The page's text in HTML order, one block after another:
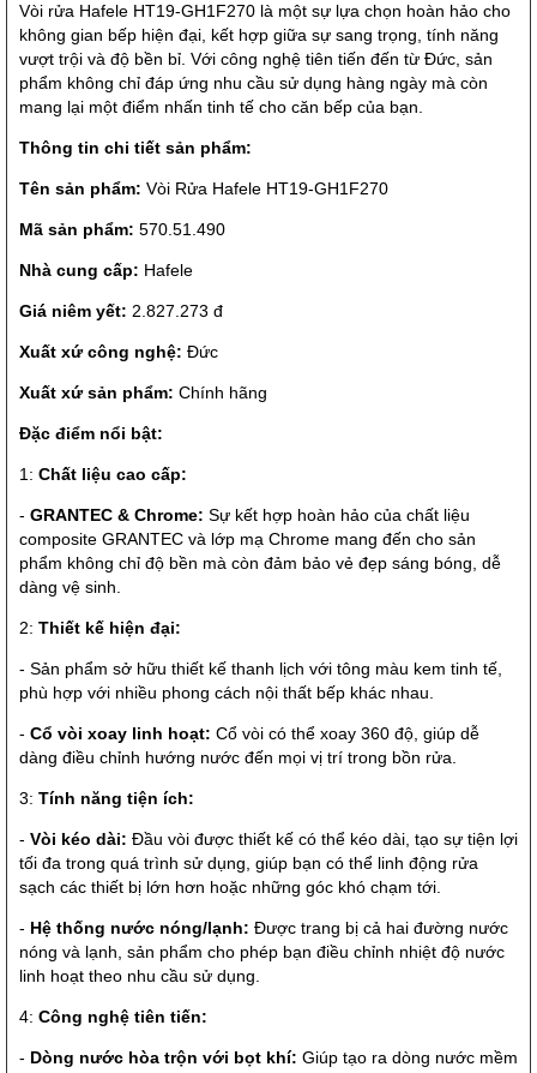
Vòi rửa Hafele HT19-GH1F270 là một sự lựa chọn hoàn hảo cho
không gian bếp hiện đại, kết hợp giữa sự sang trọng, tính năng
vượt trội và độ bền bỉ. Với công nghệ tiên tiến đến từ Đức, sản
phẩm không chỉ đáp ứng nhu cầu sử dụng hàng ngày mà còn
mang lại một điểm nhấn tinh tế cho căn bếp của bạn.
Thông tin chi tiết sản phẩm:
Tên sản phẩm: Vòi Rửa Hafele HT19-GH1F270
Mã sản phẩm: 570.51.490
Nhà cung cấp: Hafele
Giá niêm yết: 2.827.273 đ
Xuất xứ công nghệ: Đức
Xuất xứ sản phẩm: Chính hãng
Đặc điểm nổi bật:
1: Chất liệu cao cấp:
- GRANTEC & Chrome: Sự kết hợp hoàn hảo của chất liệu
composite GRANTEC và lớp mạ Chrome mang đến cho sản
phẩm không chỉ độ bền mà còn đảm bảo vẻ đẹp sáng bóng, dễ
dàng vệ sinh.
2: Thiết kế hiện đại:
- Sản phẩm sở hữu thiết kế thanh lịch với tông màu kem tinh tế,
phù hợp với nhiều phong cách nội thất bếp khác nhau.
- Cổ vòi xoay linh hoạt: Cổ vòi có thể xoay 360 độ, giúp dễ
dàng điều chỉnh hướng nước đến mọi vị trí trong bồn rửa.
3: Tính năng tiện ích:
- Vòi kéo dài: Đầu vòi được thiết kế có thể kéo dài, tạo sự tiện lợi
tối đa trong quá trình sử dụng, giúp bạn có thể linh động rửa
sạch các thiết bị lớn hơn hoặc những góc khó chạm tới.
- Hệ thống nước nóng/lạnh: Được trang bị cả hai đường nước
nóng và lạnh, sản phẩm cho phép bạn điều chỉnh nhiệt độ nước
linh hoạt theo nhu cầu sử dụng.
4: Công nghệ tiên tiến:
- Dòng nước hòa trộn với bọt khí: Giúp tạo ra dòng nước mềm